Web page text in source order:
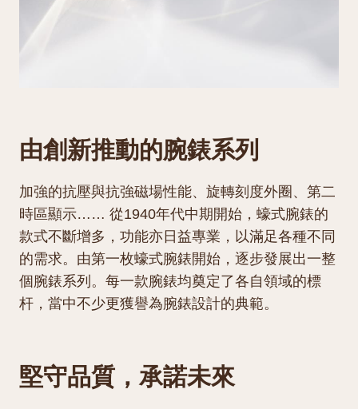
由創新推動的腕錶系列
加強的抗壓與抗強磁場性能、旋轉刻度外圈、第二
時區顯示…… 從1940年代中期開始，蠔式腕錶的
款式不斷增多，功能亦日益專業，以滿足各種不同
的需求。由第一枚蠔式腕錶開始，逐步發展出一整
個腕錶系列。每一款腕錶均奠定了各自領域的標
杆，當中不少更獲譽為腕錶設計的典範。
堅守品質，承諾未來